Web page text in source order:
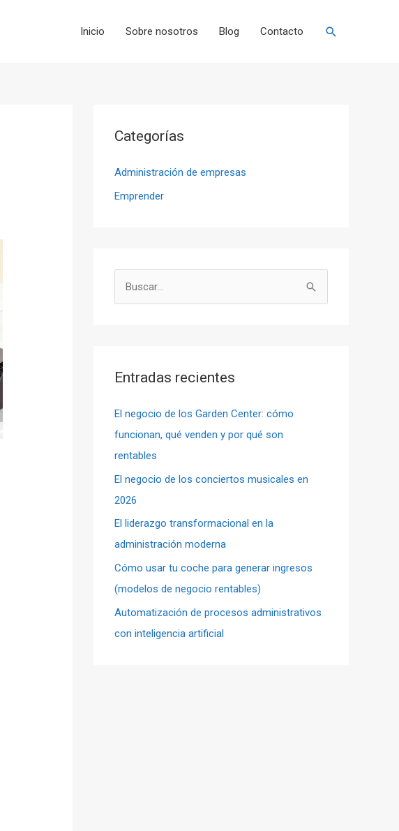
Inicio Sobre nosotros Blog Contacto Buscar
Categorías
Administración de empresas
Emprender
rEntradas recientes
El negocio de los Garden Center: cómo
funcionan, qué venden y por qué son
rentables
El negocio de los conciertos musicales en
2026
El liderazgo transformacional en la
administración moderna
Cómo usar tu coche para generar ingresos
(modelos de negocio rentables)
Automatización de procesos administrativos
con inteligencia artificial